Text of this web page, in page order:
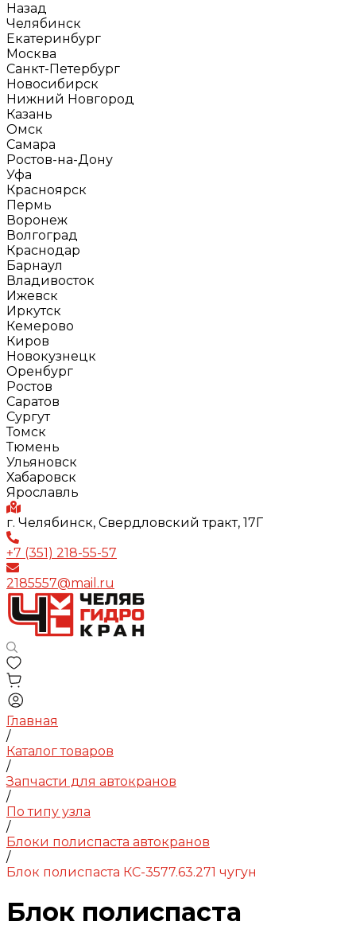
Назад
Челябинск
Екатеринбург
Москва
Санкт-Петербург
Новосибирск
Нижний Новгород
Казань
Омск
Самара
Ростов-на-Дону
Уфа
Красноярск
Пермь
Воронеж
Волгоград
Краснодар
Барнаул
Владивосток
Ижевск
Иркутск
Кемерово
Киров
Новокузнецк
Оренбург
Ростов
Саратов
Сургут
Томск
Тюмень
Ульяновск
Хабаровск
Ярославль
г. Челябинск, Свердловский тракт, 17Г
+7 (351) 218-55-57
2185557@mail.ru
Главная
/
Каталог товаров
/
Запчасти для автокранов
/
По типу узла
/
Блоки полиспаста автокранов
/
Блок полиспаста КС-3577.63.271 чугун
Блок полиспаста